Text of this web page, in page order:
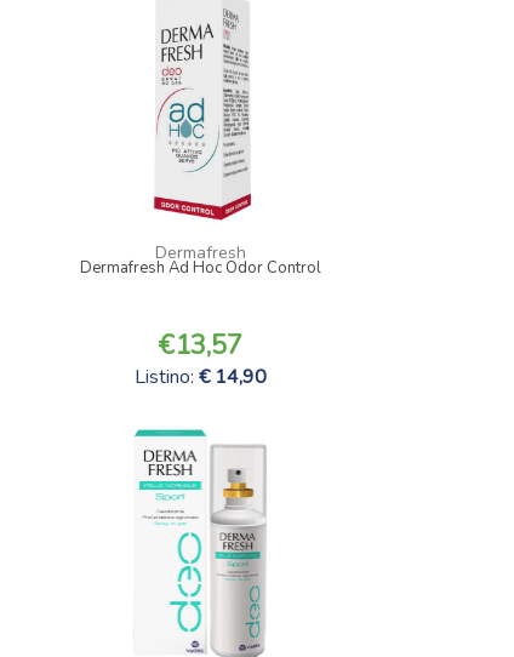
Dermafresh
Dermafresh Ad Hoc Odor Control
13,57
Listino: 14,90